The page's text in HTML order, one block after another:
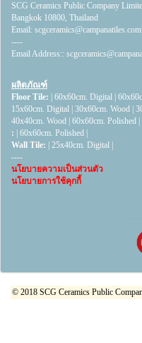
SCG Ceramics Public Company
Bangkok 10800, Thailand
Email: scgceramics@campanatiles.com
----
Email Address::
ผลิตภัณฑ์
Floor Tile:
60x60cm. Digital
15x60cm. Digital 30x60cm. Wood
40x40cm. Wood 60x60cm. Polished
:
60x60cm. Polished
Wall Tile:
25x40cm. Digital
----
นโยบายความเป็นส่วนตัว
นโยบายการใช้คุกกี้
© 2018 SCG Ceramics Public